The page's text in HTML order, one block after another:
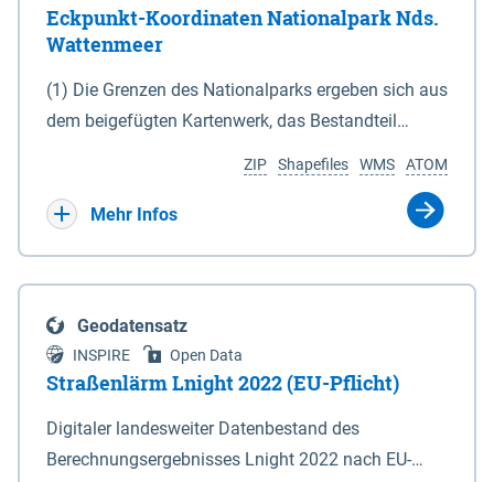
Eckpunkt-Koordinaten Nationalpark Nds.
Wattenmeer
(1) Die Grenzen des Nationalparks ergeben sich aus
dem beigefügten Kartenwerk, das Bestandteil
(DTK) im Maßstab 1 : 100 000 (Anlage 2), 2.
verkleinerte Amtliche Karte 1 : 5 000 (AK5) im
projizierte Koordinaten im Europäischen
Terrestrischen Referenzsystem 1989 (ETRS 89) mit
der Universalen Transversalen Mercator-Abbildung
bezogen auf die Zone 32 N (UTM 32N) dargestellt
(Anlage 4); Gleiches gilt für die geografischen
ATOM
WMS
Shapefiles
ZIP
Mehr Infos
Geodatensatz
INSPIRE Open Data
Straßenlärm Lnight 2022 (EU-Pflicht)
Digitaler landesweiter Datenbestand des
Berechnungsergebnisses Lnight 2022 nach EU-